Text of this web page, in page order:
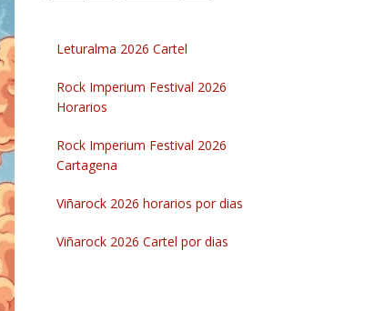
Leturalma 2026 Cartel
Rock Imperium Festival 2026
Horarios
Rock Imperium Festival 2026
Cartagena
Viñarock 2026 horarios por dias
Viñarock 2026 Cartel por dias